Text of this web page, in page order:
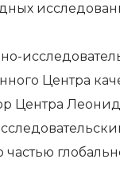
Центра
Центра